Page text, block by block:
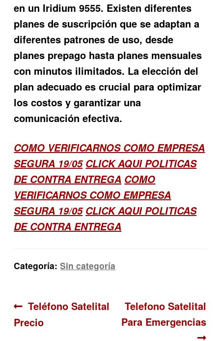
en un Iridium 9555. Existen diferentes
planes de suscripción que se adaptan a
diferentes patrones de uso, desde
planes prepago hasta planes mensuales
con minutos ilimitados. La elección del
plan adecuado es crucial para optimizar
los costos y garantizar una
comunicación efectiva.
COMO VERIFICARNOS COMO EMPRESA
SEGURA 19/05 CLICK AQUI POLITICAS
DE CONTRA ENTREGA COMO
VERIFICARNOS COMO EMPRESA
SEGURA 19/05 CLICK AQUI POLITICAS
DE CONTRA ENTREGA
Categoría:Sin categoría
Navegación
de
Anterior:
Teléfono Satelital
Precio
Siguiente:
Telefono Satelital
Para Emergencias